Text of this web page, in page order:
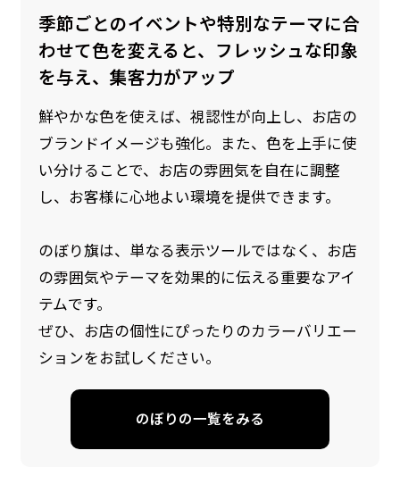
季節ごとのイベントや特別なテーマに合
わせて色を変えると、フレッシュな印象
を与え、集客力がアップ
鮮やかな色を使えば、視認性が向上し、お店の
ブランドイメージも強化。また、色を上手に使
い分けることで、お店の雰囲気を自在に調整
し、お客様に心地よい環境を提供できます。
のぼり旗は、単なる表示ツールではなく、お店
の雰囲気やテーマを効果的に伝える重要なアイ
テムです。
ぜひ、お店の個性にぴったりのカラーバリエー
ションをお試しください。
のぼりの一覧をみる
防炎加工（納期+1営業日）［ +540円 ］
のぼり旗の防炎加工は、消防法で定められてい
る場所でのぼり旗を使用する際に推奨されてい
燃えにくくなります。（燃えるというより溶け
るに近くなるイメージ）一般的な方法は、旗の